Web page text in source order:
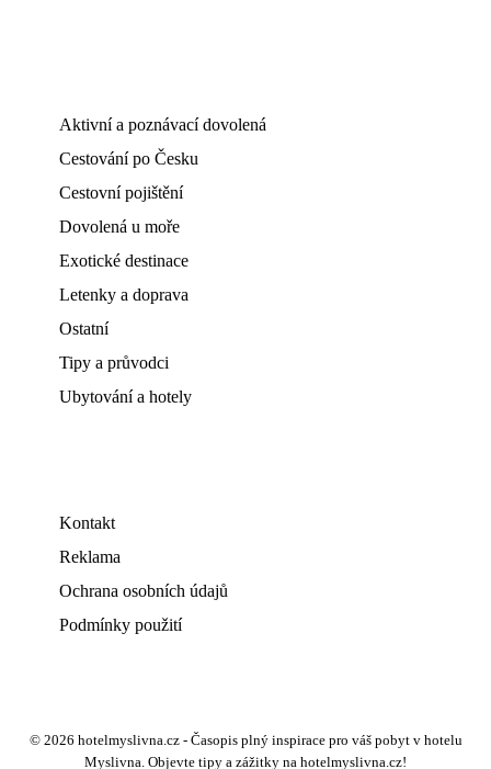
Aktivní a poznávací dovolená
Cestování po Česku
Cestovní pojištění
Dovolená u moře
Exotické destinace
Letenky a doprava
Ostatní
Tipy a průvodci
Ubytování a hotely
Kontakt
Reklama
Ochrana osobních údajů
Podmínky použití
© 2026 hotelmyslivna.cz - Časopis plný inspirace pro váš pobyt v hotelu
Myslivna. Objevte tipy a zážitky na hotelmyslivna.cz!